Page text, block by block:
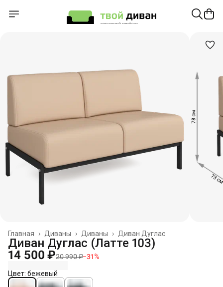
Диван Дуглас
Диваны ›
Диваны ›
Главная ›
Диван Дуглас (Латте 103)
14 500 ₽20 990 ₽−31%
Цвет: бежевый